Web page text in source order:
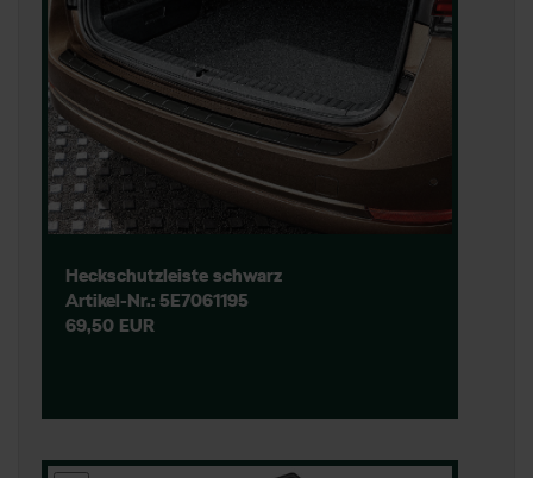
Heckschutzleiste schwarz
Artikel-Nr.: 5E7061195
69,50 EUR